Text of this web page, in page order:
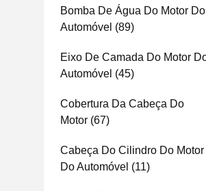
Bomba De Água Do Motor Do
Automóvel (89)
Eixo De Camada Do Motor
Automóvel (45)
Cobertura Da Cabeça Do
Motor (67)
Cabeça Do Cilindro Do Motor
Do Automóvel (11)